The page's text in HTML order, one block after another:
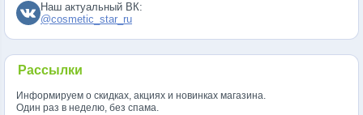
Наш актуальный ВК:
@cosmetic_star_ru
Рассылки
Информируем о скидках, акциях и новинках магазина.
Один раз в неделю, без спама.